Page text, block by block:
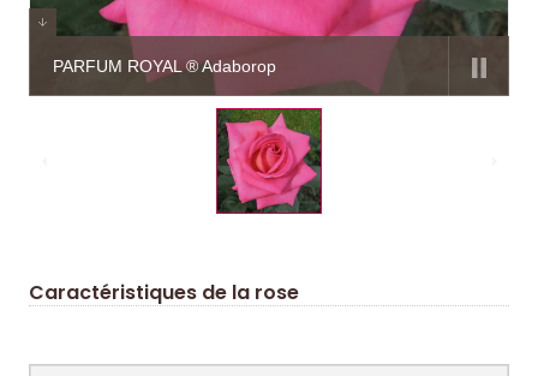
PARFUM ROYAL ® Adaborop
Caractéristiques de la rose